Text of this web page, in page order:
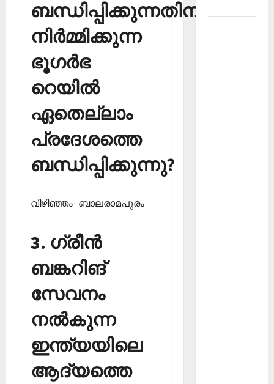
ബന്ധിപ്പിക്കുന്നതിന്
നിര്‍മ്മിക്കുന്ന
ഭൂഗര്‍ഭ
റെയില്‍
ഏതെല്ലാം
പ്രദേശത്തെ
ബന്ധിപ്പിക്കുന്നു?
വിഴിഞ്ഞം- ബാലരാമപുരം
3. ഗ്രീന്‍
ബങ്കറിങ്
സേവനം
നല്‍കുന്ന
ഇന്ത്യയിലെ
ആദ്യത്തെ